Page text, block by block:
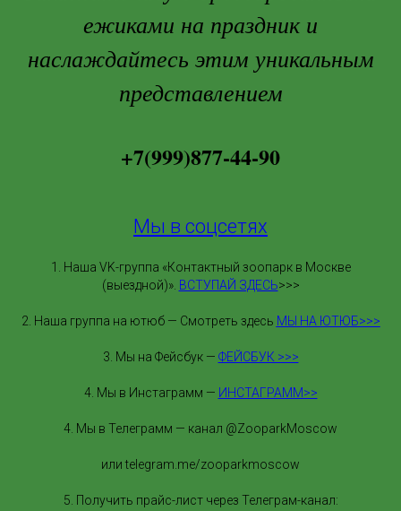
ежиками на праздник и
наслаждайтесь этим уникальным
представлением
+7(999)877-44-90
Мы в соцсетях
1. Наша VK-группа «Контактный зоопарк в Москве
(выездной)». ВСТУПАЙ ЗДЕСЬ>>>
2. Наша группа на ютюб — Смотреть здесь МЫ НА ЮТЮБ>>>
3. Мы на Фейсбук — ФЕЙСБУК >>>
4. Мы в Инстаграмм — ИНСТАГРАММ>>
4. Мы в Телеграмм — канал @ZooparkMoscow
или telegram.me/zooparkmoscow
5. Получить прайс-лист через Телеграм-канал: